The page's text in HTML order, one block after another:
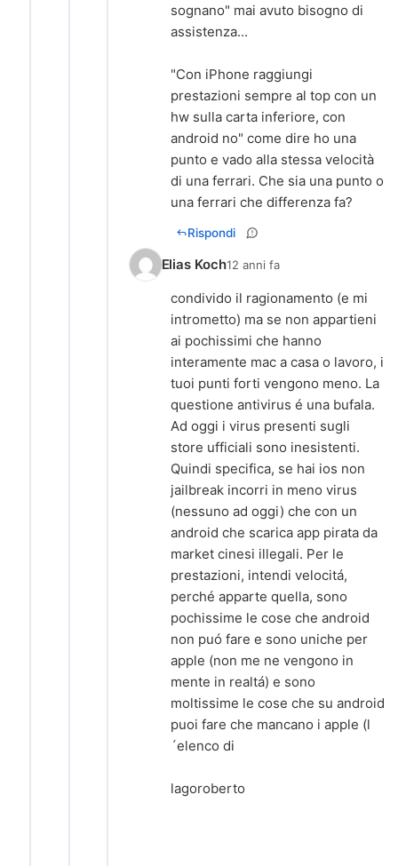
sognano" mai avuto bisogno di
assistenza...
"Con iPhone raggiungi
prestazioni sempre al top con un
hw sulla carta inferiore, con
android no" come dire ho una
punto e vado alla stessa velocità
di una ferrari. Che sia una punto o
una ferrari che differenza fa?
Rispondi
Elias Koch12 anni fa
condivido il ragionamento (e mi
intrometto) ma se non appartieni
ai pochissimi che hanno
interamente mac a casa o lavoro, i
tuoi punti forti vengono meno. La
questione antivirus é una bufala.
Ad oggi i virus presenti sugli
store ufficiali sono inesistenti.
Quindi specifica, se hai ios non
jailbreak incorri in meno virus
(nessuno ad oggi) che con un
android che scarica app pirata da
market cinesi illegali. Per le
prestazioni, intendi velocitá,
perché apparte quella, sono
pochissime le cose che android
non puó fare e sono uniche per
apple (non me ne vengono in
mente in realtá) e sono
moltissime le cose che su android
puoi fare che mancano i apple (l
´elenco di
lagoroberto